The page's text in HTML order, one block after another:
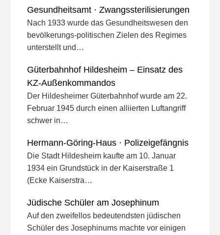
Gesundheitsamt · Zwangssterilisierungen
Nach 1933 wurde das Gesundheitswesen den
bevölkerungs-politischen Zielen des Regimes
unterstellt und…
Güterbahnhof Hildesheim – Einsatz des
KZ-Außenkommandos
Der Hildesheimer Güterbahnhof wurde am 22.
Februar 1945 durch einen alliierten Luftangriff
schwer in…
Hermann-Göring-Haus · Polizeigefängnis
Die Stadt Hildesheim kaufte am 10. Januar
1934 ein Grundstück in der Kaiserstraße 1
(Ecke Kaiserstra…
Jüdische Schüler am Josephinum
Auf den zweifellos bedeutendsten jüdischen
Schüler des Josephinums machte vor einigen